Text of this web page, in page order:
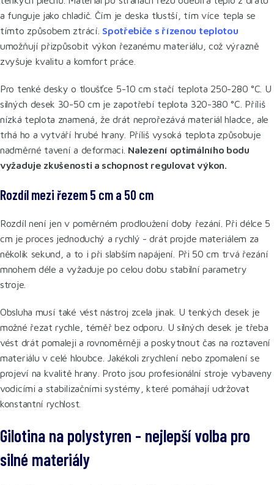
a funguje jako chladič. Čím je deska tlustší, tím více tepla se
tímto způsobem ztrácí. Spotřebiče s řízenou teplotou
umožňují přizpůsobit výkon řezanému materiálu, což výrazně
zvyšuje kvalitu a komfort práce.
Pro tenké desky o tloušťce 5-10 cm stačí teplota 250-280 °C. U
silných desek 30-50 cm je zapotřebí teplota 320-380 °C. Příliš
nízká teplota znamená, že drát neprořezává materiál hladce, ale
trhá ho a vytváří hrubé hrany. Příliš vysoká teplota způsobuje
nadměrné tavení a deformaci. Nalezení optimálního bodu
vyžaduje zkušenosti a schopnost regulovat výkon.
Rozdíl mezi řezem 5 cm a 50 cm
Rozdíl není jen v poměrném prodloužení doby řezání. Při délce 5
cm je proces jednoduchý a rychlý - drát projde materiálem za
několik sekund, a to i při slabším napájení. Při 50 cm trvá řezání
mnohem déle a vyžaduje po celou dobu stabilní parametry
stroje.
Obsluha musí také vést nástroj zcela jinak. U tenkých desek je
možné řezat rychle, téměř bez odporu. U silných desek je třeba
vést drát pomaleji a rovnoměrněji a poskytnout čas na roztavení
materiálu v celé hloubce. Jakékoli zrychlení nebo zpomalení se
projeví na kvalitě hrany. Proto jsou profesionální stroje vybaveny
vodicími a stabilizačními systémy, které pomáhají udržovat
konstantní rychlost.
Gilotina na polystyren - nejlepší volba pro
silné materiály